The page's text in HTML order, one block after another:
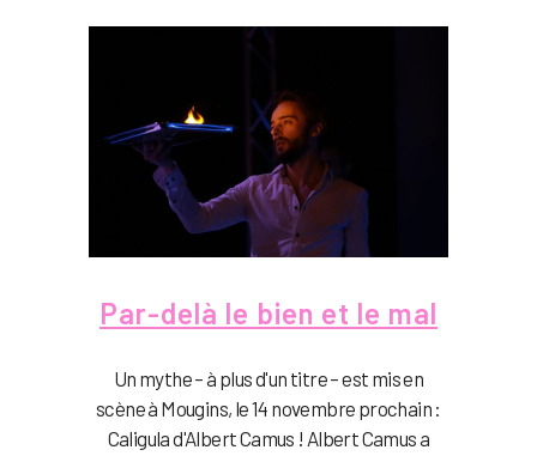
Par-delà le bien et le mal
Un mythe – à plus d'un titre – est mis en
scène à Mougins, le 14 novembre prochain :
Caligula d'Albert Camus ! Albert Camus a